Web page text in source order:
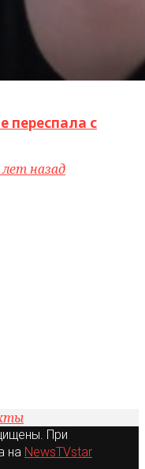
переспала с
лет назад
При
на NewsTVstar